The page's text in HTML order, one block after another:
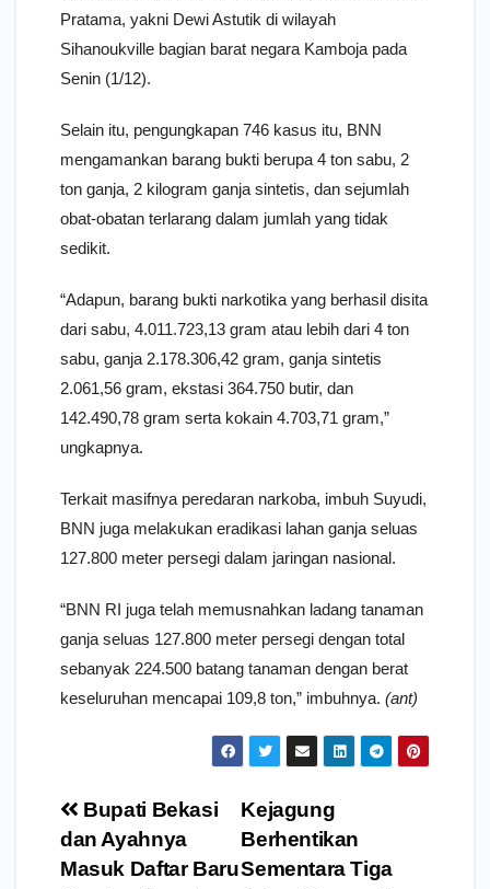
Pratama, yakni Dewi Astutik di wilayah
Sihanoukville bagian barat negara Kamboja pada
Senin (1/12).
Selain itu, pengungkapan 746 kasus itu, BNN
mengamankan barang bukti berupa 4 ton sabu, 2
ton ganja, 2 kilogram ganja sintetis, dan sejumlah
obat-obatan terlarang dalam jumlah yang tidak
sedikit.
“Adapun, barang bukti narkotika yang berhasil disita
dari sabu, 4.011.723,13 gram atau lebih dari 4 ton
sabu, ganja 2.178.306,42 gram, ganja sintetis
2.061,56 gram, ekstasi 364.750 butir, dan
142.490,78 gram serta kokain 4.703,71 gram,”
ungkapnya.
Terkait masifnya peredaran narkoba, imbuh Suyudi,
BNN juga melakukan eradikasi lahan ganja seluas
127.800 meter persegi dalam jaringan nasional.
“BNN RI juga telah memusnahkan ladang tanaman
ganja seluas 127.800 meter persegi dengan total
sebanyak 224.500 batang tanaman dengan berat
keseluruhan mencapai 109,8 ton,” imbuhnya. (ant)
Navigasi
pos
Kejagung
Berhentikan
Sementara Tiga
Bupati Bekasi
dan Ayahnya
Masuk Daftar Baru